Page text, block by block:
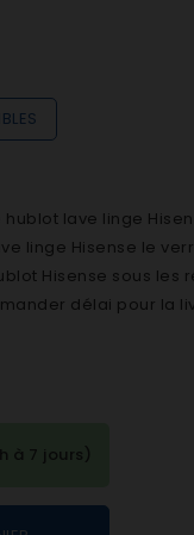
lave linge
linge Hisense le
Hisense sous les
délai pour la
à 7 jours)